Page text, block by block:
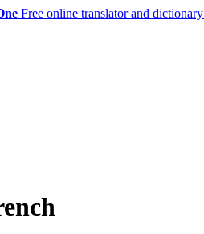
Free online translator and dictionary